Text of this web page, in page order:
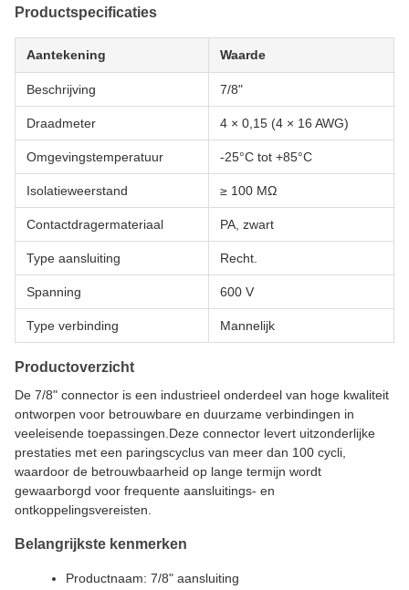
Productspecificaties
Aantekening Waarde
Beschrijving 7/8"
Draadmeter 4 × 0,15 (4 × 16 AWG)
Omgevingstemperatuur -25°C tot +85°C
Isolatieweerstand ≥ 100 MΩ
Contactdragermateriaal PA, zwart
Type aansluiting Recht.
Spanning 600 V
Type verbinding Mannelijk
Productoverzicht
De 7/8" connector is een industrieel onderdeel van hoge kwaliteit
ontworpen voor betrouwbare en duurzame verbindingen in
veeleisende toepassingen.Deze connector levert uitzonderlijke
prestaties met een paringscyclus van meer dan 100 cycli,
waardoor de betrouwbaarheid op lange termijn wordt
gewaarborgd voor frequente aansluitings- en
ontkoppelingsvereisten.
Belangrijkste kenmerken
Productnaam: 7/8" aansluiting